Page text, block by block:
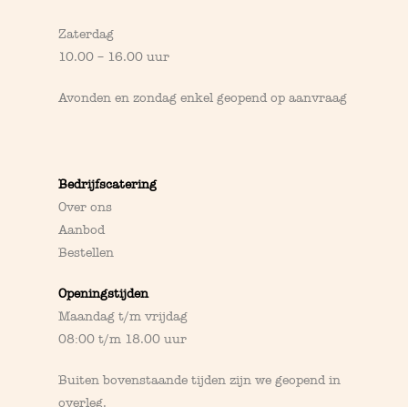
Zaterdag
10.00 – 16.00 uur
Avonden en zondag enkel geopend op aanvraag
Bedrijfscatering
Over ons
Aanbod
Bestellen
Openingstijden
Maandag t/m vrijdag
08:00 t/m 18.00 uur
Buiten bovenstaande tijden zijn we geopend in
overleg.